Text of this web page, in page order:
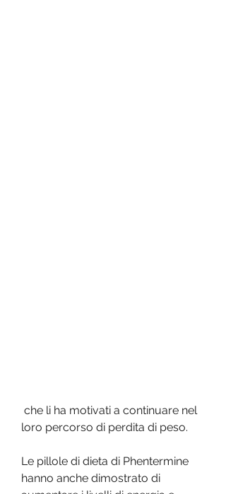
loro percorso di perdita di peso.
Le pillole di dieta di Phentermine
hanno anche dimostrato di